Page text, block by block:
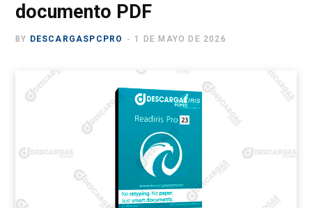
documento PDF
BY DESCARGASPCPRO 1 DE MAYO DE 2026